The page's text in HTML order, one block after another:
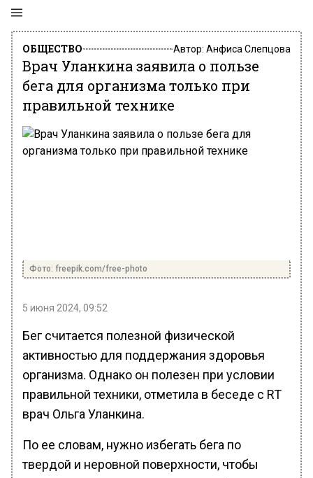
ОБЩЕСТВО Автор: Анфиса Слепцова
Врач Уланкина заявила о пользе
бега для организма только при
правильной технике
Фото: freepik.com/free-photo
5 июня 2024, 09:52
Бег считается полезной физической
активностью для поддержания здоровья
организма. Однако он полезен при условии
правильной техники, отметила в беседе с RT
врач Ольга Уланкина.
По ее словам, нужно избегать бега по
твердой и неровной поверхности, чтобы